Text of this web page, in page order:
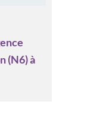
(N6) à